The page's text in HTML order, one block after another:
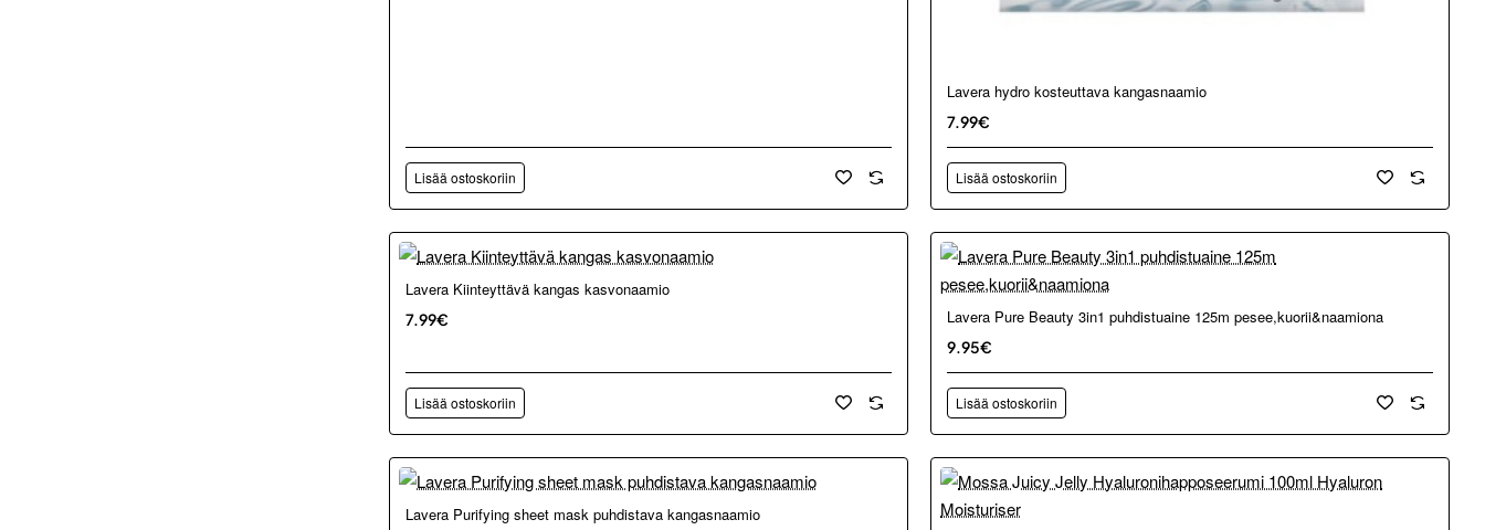
Lisää ostoskoriin
Lavera hydro kosteuttava kangasnaamio
7.99€
Lisää ostoskoriin
Lavera Kiinteyttävä kangas kasvonaamio
7.99€
Lisää ostoskoriin
Lavera Pure Beauty 3in1 puhdistuaine 125m pesee,kuorii&naamiona
9.95€
Lisää ostoskoriin
Lavera Purifying sheet mask puhdistava kangasnaamio